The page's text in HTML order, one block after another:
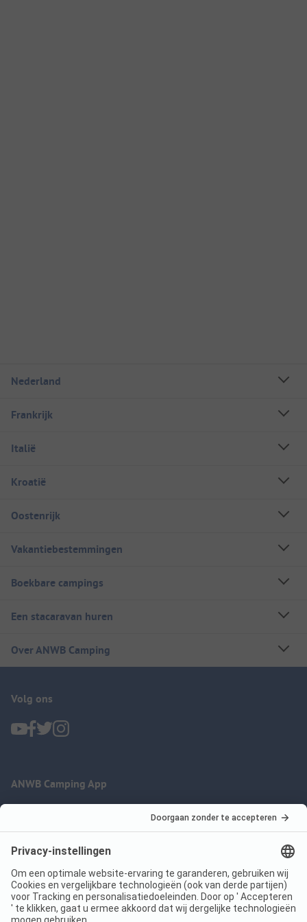
Nederland
Frankrijk
Italië
Kroatië
Oostenrijk
Vakantiebestemmingen
Boekbare campings
Een stacaravan huren
Over ANWB Camping
Volg ons
ANWB Camping App
Imprint
Jouw privacy
Voorwaarden